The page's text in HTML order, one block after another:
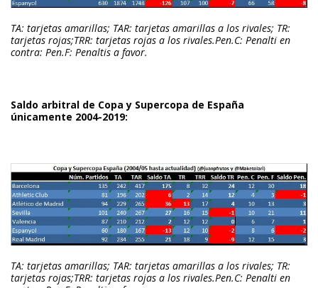
TA: tarjetas amarillas; TAR: tarjetas amarillas a los rivales; TR:
tarjetas rojas;TRR: tarjetas rojas a los rivales.Pen.C: Penalti en
contra: Pen.F: Penaltis a favor.
Saldo arbitral de Copa y Supercopa de España
únicamente 2004-2019:
TA: tarjetas amarillas; TAR: tarjetas amarillas a los rivales; TR:
tarjetas rojas;TRR: tarjetas rojas a los rivales.Pen.C: Penalti en